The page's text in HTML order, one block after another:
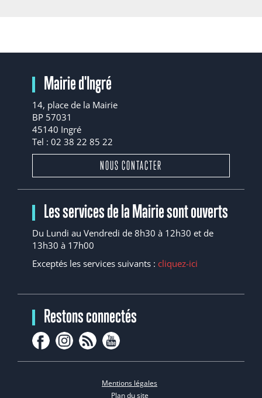
Mairie d'Ingré
14, place de la Mairie
BP 57031
45140 Ingré
Tel : 02 38 22 85 22
NOUS CONTACTER
Les services de la Mairie sont ouverts
Du Lundi au Vendredi de 8h30 à 12h30 et de
13h30 à 17h00
Exceptés les services suivants : cliquez-ici
Restons connectés
Mentions légales
Plan du site